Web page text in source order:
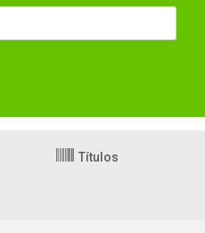
Títulos